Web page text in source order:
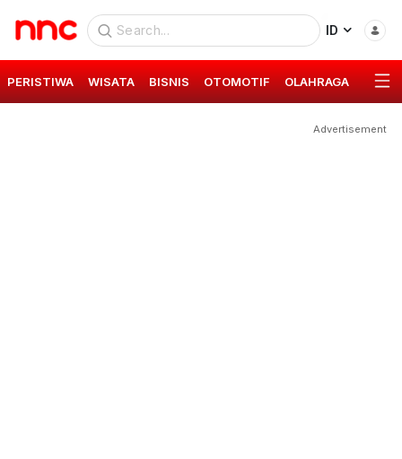
ID
PERISTIWA WISATA BISNIS OTOMOTIF OLAHRAGA GAYA
Advertisement